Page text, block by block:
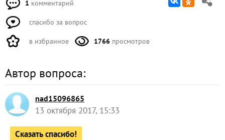
1 комментарий
спасибо за вопрос
в избранное 1766 просмотров
Автор вопроса:
nad15096865
13 октября 2017, 15:33
Сказать спасибо!